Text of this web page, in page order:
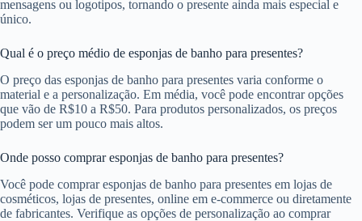
mensagens ou logotipos, tornando o presente ainda mais especial e
único.
Qual é o preço médio de esponjas de banho para presentes?
O preço das esponjas de banho para presentes varia conforme o
material e a personalização. Em média, você pode encontrar opções
que vão de R$10 a R$50. Para produtos personalizados, os preços
podem ser um pouco mais altos.
Onde posso comprar esponjas de banho para presentes?
Você pode comprar esponjas de banho para presentes em lojas de
cosméticos, lojas de presentes, online em e-commerce ou diretamente
de fabricantes. Verifique as opções de personalização ao comprar